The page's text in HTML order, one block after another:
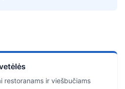
restoranams ir viešbučiams